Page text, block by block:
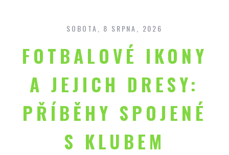
content
SOBOTA, 8 SRPNA, 2026
FOTBALOVÉ IKONY
A JEJICH DRESY:
PŘÍBĚHY SPOJENÉ
S KLUBEM